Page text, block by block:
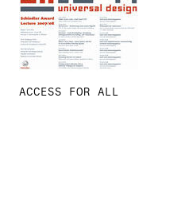
ACCESS FOR ALL